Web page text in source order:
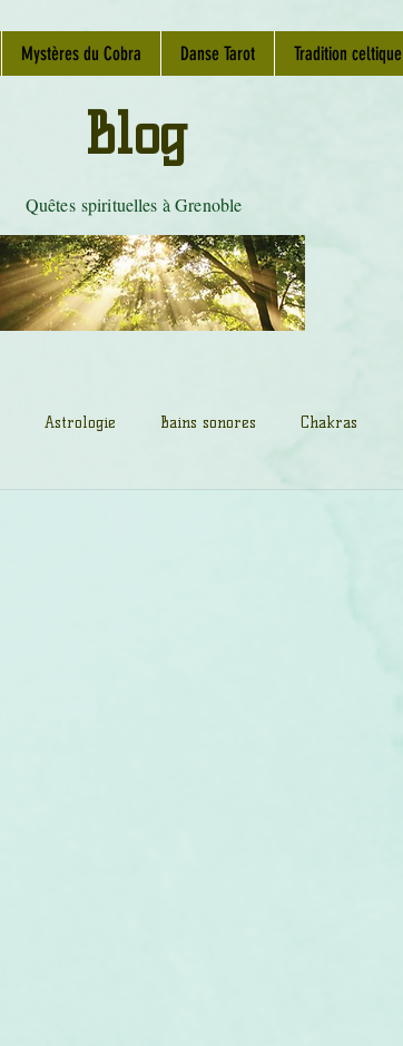
Mystères du Cobra Danse Tarot Tradition celtique
Quêtes spirituelles à Grenoble
Blog
Astrologie Bains sonores Chakras